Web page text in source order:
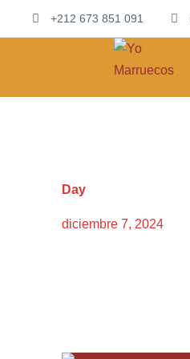
+212 673 851 091
Day
diciembre 7, 2024